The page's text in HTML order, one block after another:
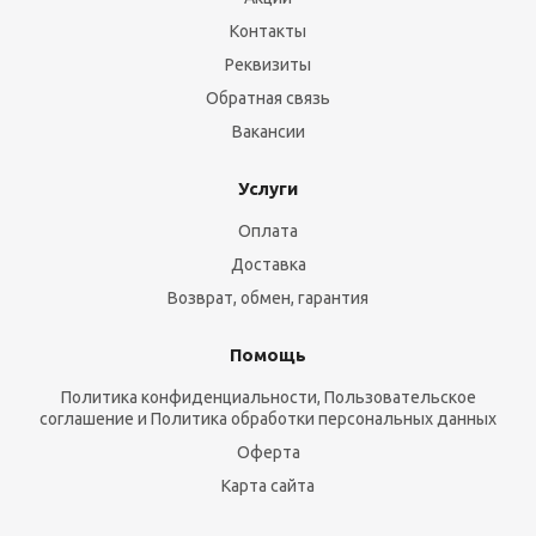
Контакты
Реквизиты
Обратная связь
Вакансии
Услуги
Оплата
Доставка
Возврат, обмен, гарантия
Помощь
Политика конфиденциальности, Пользовательское
соглашение и Политика обработки персональных данных
Оферта
Карта сайта